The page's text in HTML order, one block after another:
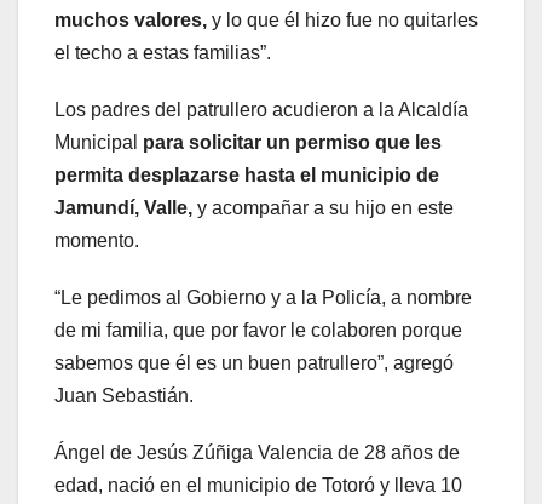
muchos valores, y lo que él hizo fue no quitarles
el techo a estas familias”.
Los padres del patrullero acudieron a la Alcaldía
Municipal para solicitar un permiso que les
permita desplazarse hasta el municipio de
Jamundí, Valle, y acompañar a su hijo en este
momento.
“Le pedimos al Gobierno y a la Policía, a nombre
de mi familia, que por favor le colaboren porque
sabemos que él es un buen patrullero”, agregó
Juan Sebastián.
Ángel de Jesús Zúñiga Valencia de 28 años de
edad, nació en el municipio de Totoró y lleva 10